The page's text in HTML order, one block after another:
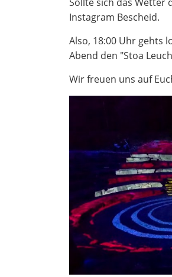
Instagram Bescheid.
Also, 18:00 Uhr gehts
Abend den "Stoa
Wir freuen uns auf